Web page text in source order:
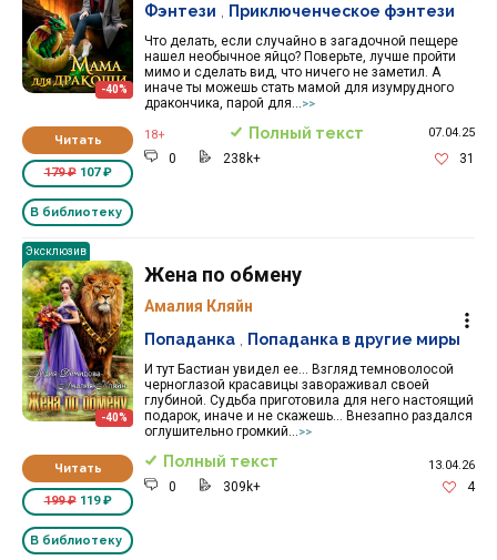
-40%
Читать
179 ₽107 ₽
В библиотеку
Что делать, если случайно в загадочной пещере
нашел необычное яйцо? Поверьте, лучше пройти
мимо и сделать вид, что ничего не заметил. А
иначе ты можешь стать мамой для изумрудного
дракончика, парой для...
>>
Фэнтези Приключенческое фэнтези
18+ Полный текст 07.04.25
0 238k+ 31
Эксклюзив
-40%
Читать
199 ₽119 ₽
В библиотеку
Жена по обмену
Амалия Кляйн
И тут Бастиан увидел ее… Взгляд темноволосой
черноглазой красавицы завораживал своей
глубиной. Судьба приготовила для него настоящий
подарок, иначе и не скажешь… Внезапно раздался
оглушительно громкий...
>>
Попаданка Попаданка в другие миры
Полный текст 13.04.26
0 309k+ 4